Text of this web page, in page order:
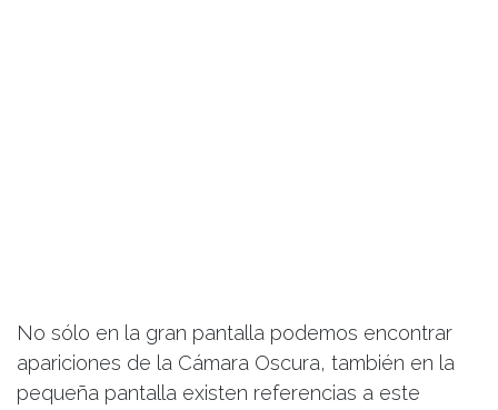
No sólo en la gran pantalla podemos encontrar
apariciones de la Cámara Oscura, también en la
pequeña pantalla existen referencias a este